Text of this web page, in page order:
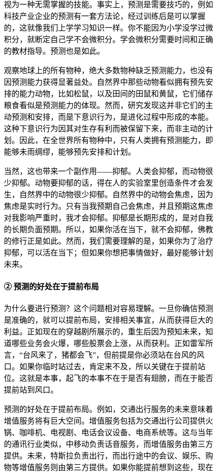
视为一种无需掌握的技能。事实上，预测是需要技巧的，例如
科技产业企业的预测有一套方法论，经过训练后是可以掌握
的，这就像我们上学学习知识一样。你不能因为小学没学过微
积分，就断定自己学不会微积分。学会微积分需要时间和正确
的教材指导。预测也是如此。
观察地球上的所有物种，绝大多数物种缺乏预测能力，也没有
因预测能力获得显著益处。自然界中那些动物看似拥有预先安
排的能力动物，比如松鼠，以及田间的田鼠和黄鼠，它们储存
粮食看似是预测能力的体现。然而，研究发现这并非它们的主
动预测和安排，而是下意识行为，是进化过程中形成的本能。
这种下意识行为因其对生存有利而被保留下来，而非主动的计
划。因此，在全世界所有物种中，只有人类拥有预测能力，即
能够未雨绸缪，能够预先安排和计划。
当然，这也带来一个副作用——抑郁。人类会抑郁，而动物很
少抑郁。动物要抑郁的话，得在人的实验室里创造条件才会发
生，自然界中的动物很少抑郁。自然界中的动物会焦虑，因为
焦虑是实时行为。只有当我预期自己会焦虑，并且预期这焦虑
对我影响严重时，我才会抑郁。抑郁是长期形成的，是对自我
的长期负面预期。所以，如果你活在当下，就不会抑郁，佛教
的修行正是如此。然而，我们需要理解的是，如果你为了治疗
抑郁，可以活在当下；但如果你想把事情做好，最好能够计划
未来。
② 预测的好处在于提前布局
为什么要进行预测？这个问题相对容易理解。一旦你确信预测
是准确的，就可以提前布局，安排相关事宜，从而获得巨大的
利益。正如现在的穿越剧所展示的，重生后因为预知未来，知
道哪些业务会火爆，哪些股票会上涨，从而获利。正如雷军所
言，“台风来了，猪都会飞”，但前提是你必须站在台风的风
口。如果你临时站过去，肯定来不及，所以关键在于提前站
位。这就是本事，起飞的本事不在于是否有翅膀，而在于能否
提前站到风口。
预测的好处在于提前布局。例如，交通出行服务的未来意味着
增值服务将有巨大空间。增值服务包括为交通出行公司提供火
锅、咖啡机、电视剧、电话会议设备、电商系统等。这与当年
的通讯行业类似，中移动负责话音服务，而增值服务由第三方
提供。未来，特斯拉负责出行，而出行途中的会议、娱乐、购
物等增值服务则由第三方提供。如果你能提前想到这些，现在